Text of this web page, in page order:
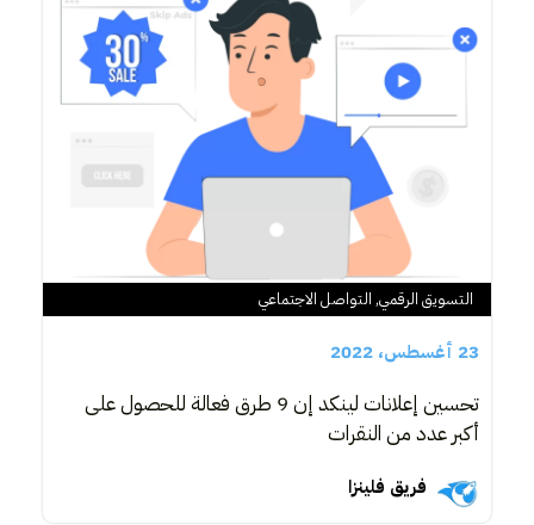
التسويق الرقمي, التواصل الاجتماعي
23 أغسطس، 2022
تحسين إعلانات لينكد إن 9 طرق فعالة للحصول على
أكبر عدد من النقرات
فريق فلينزا